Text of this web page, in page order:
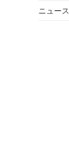
ニュース